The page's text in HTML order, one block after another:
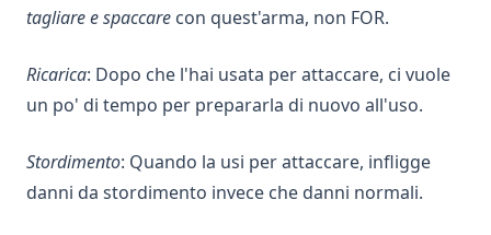
tagliare e spaccare con quest'arma, non FOR.
Ricarica: Dopo che l'hai usata per attaccare, ci vuole
un po' di tempo per prepararla di nuovo all'uso.
Stordimento: Quando la usi per attaccare, infligge
danni da stordimento invece che danni normali.